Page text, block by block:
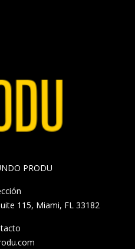
PRODU
115, Miami, FL 33182